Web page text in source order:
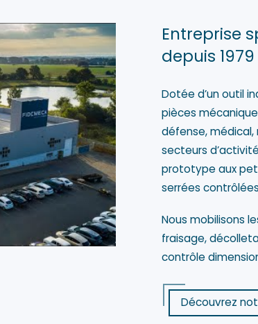
Entreprise
depuis 1979
Dotée d’un outil
pièces
défense,
secteurs
prototype aux
serrées
Nous mobilisons
fraisage,
contrôle
Découvrez